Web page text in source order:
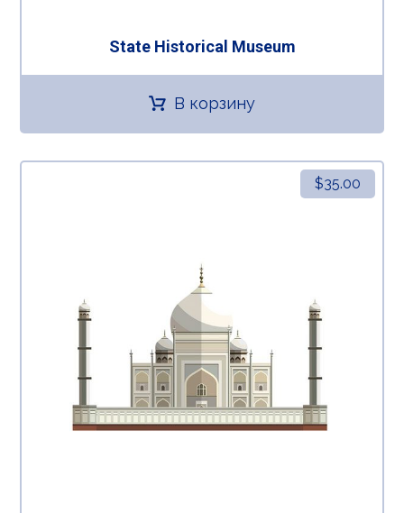
State Historical Museum
В корзину
$35.00